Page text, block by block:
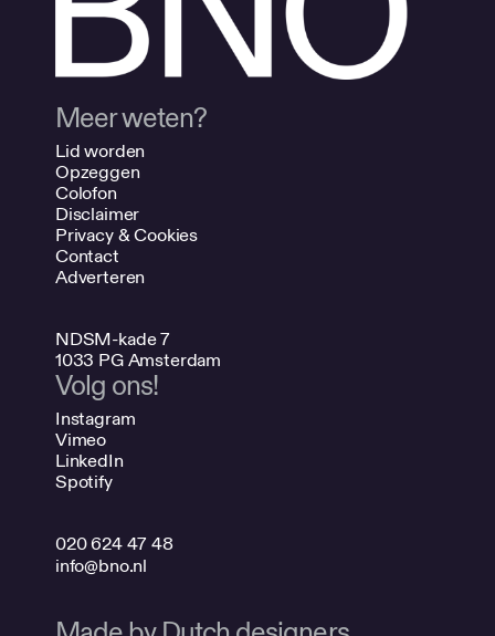
Meer weten?
Lid worden
Opzeggen
Colofon
Disclaimer
Privacy & Cookies
Contact
Adverteren
NDSM-kade 7
1033 PG Amsterdam
Volg ons!
Instagram
Vimeo
LinkedIn
Spotify
020 624 47 48
info@bno.nl